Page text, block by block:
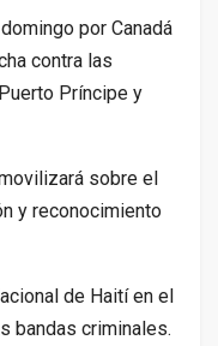
por Canadá
contra las
Príncipe y
sobre el
y reconocimiento
de Haití en el
bandas criminales.